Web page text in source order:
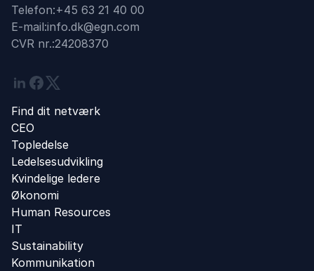
Telefon:+45 63 21 40 00
E-mail:info.dk@egn.com
CVR nr.:24208370
Linkedin
Facebook
Twitter
Find dit netværk
CEO
Topledelse
Ledelsesudvikling
Kvindelige ledere
Økonomi
Human Resources
IT
Sustainability
Kommunikation